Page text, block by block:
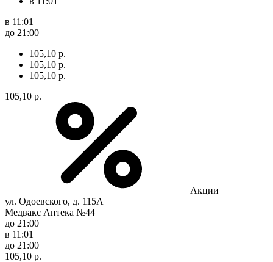
в 11:01
до 21:00
105,10 р.
105,10 р.
105,10 р.
105,10 р.
Акции
ул. Одоевского, д. 115А
Медвакс Аптека №44
до 21:00
в 11:01
до 21:00
105,10 р.